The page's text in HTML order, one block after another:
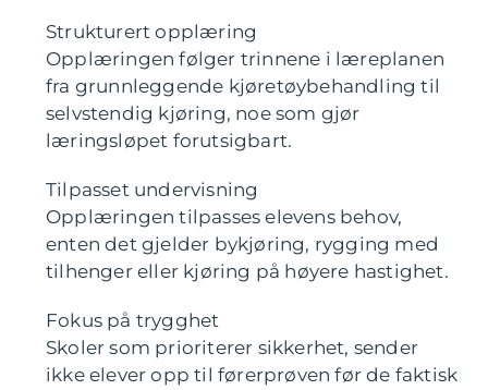
Strukturert opplæring
Opplæringen følger trinnene i læreplanen
fra grunnleggende kjøretøybehandling til
selvstendig kjøring, noe som gjør
læringsløpet forutsigbart.
Tilpasset undervisning
Opplæringen tilpasses elevens behov,
enten det gjelder bykjøring, rygging med
tilhenger eller kjøring på høyere hastighet.
Fokus på trygghet
Skoler som prioriterer sikkerhet, sender
ikke elever opp til førerprøven før de faktisk